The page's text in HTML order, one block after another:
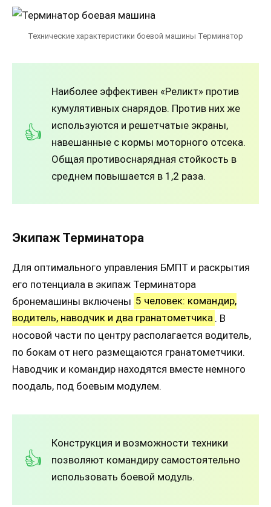
Технические характеристики боевой машины Терминатор
Наиболее эффективен «Реликт» против
кумулятивных снарядов. Против них же
используются и решетчатые экраны,
навешанные с кормы моторного отсека.
Общая противоснарядная стойкость в
среднем повышается в 1,2 раза.
Экипаж Терминатора
Для оптимального управления БМПТ и раскрытия
его потенциала в экипаж Терминатора
бронемашины включены 5 человек: командир,
водитель, наводчик и два гранатометчика . В
носовой части по центру располагается водитель,
по бокам от него размещаются гранатометчики.
Наводчик и командир находятся вместе немного
поодаль, под боевым модулем.
Конструкция и возможности техники
позволяют командиру самостоятельно
использовать боевой модуль.